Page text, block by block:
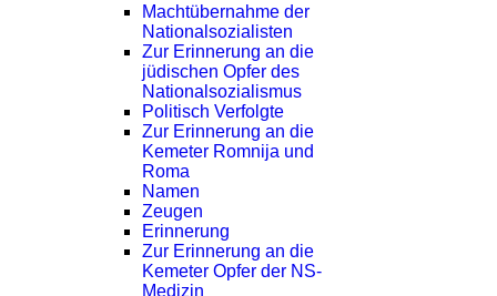
Machtübernahme der
Nationalsozialisten
Zur Erinnerung an die
jüdischen Opfer des
Nationalsozialismus
Politisch Verfolgte
Zur Erinnerung an die
Kemeter Romnija und
Roma
Namen
Zeugen
Erinnerung
Zur Erinnerung an die
Kemeter Opfer der NS-
Medizin